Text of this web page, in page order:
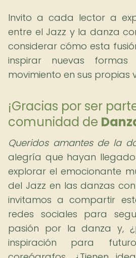
Invito a cada lector a
entre el Jazz y la danza
considerar cómo esta
inspirar nuevas
movimiento en sus propias
¡Gracias por ser
comunidad de
Queridos amantes de la
alegría que hayan
explorar el emocionante
del Jazz en las danzas
invitamos a compartir
redes sociales para
pasión por la danza y,
inspiración para